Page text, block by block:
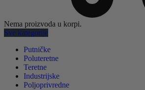
Nema proizvoda u korpi.
Sve kategorije
Putničke
Poluteretne
Teretne
Industrijske
Poljoprivredne